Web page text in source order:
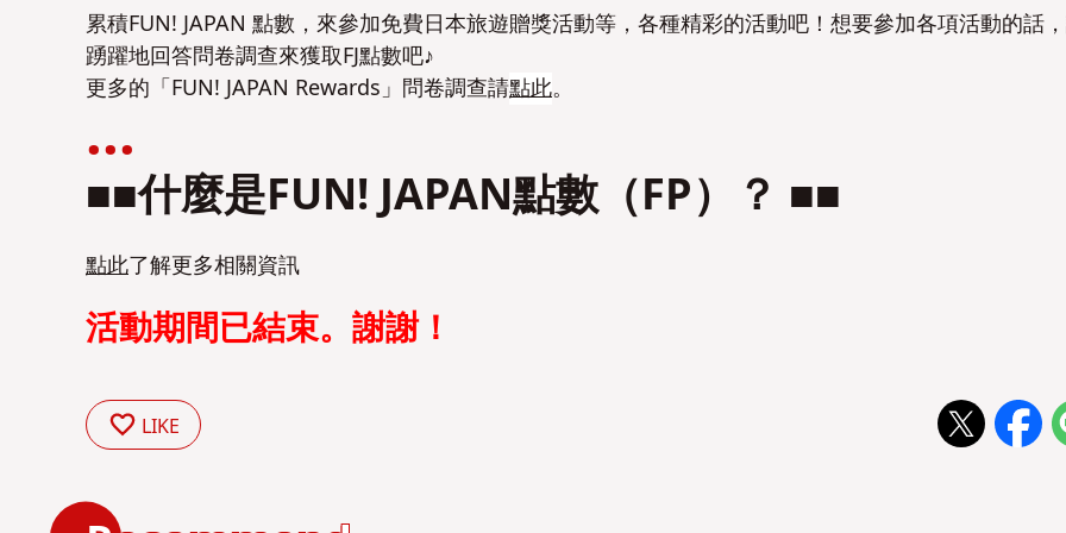
累積FUN! JAPAN 點數，來參加免費日本旅遊贈獎活動等，各種精彩的活動吧！想要參加各項活動的話
踴躍地回答問卷調查來獲取FJ點數吧♪
更多的「FUN! JAPAN Rewards」問卷調查請點此。
■■什麼是FUN! JAPAN點數（FP）？ ■■
點此了解更多相關資訊
活動期間已結束。謝謝！
LIKE